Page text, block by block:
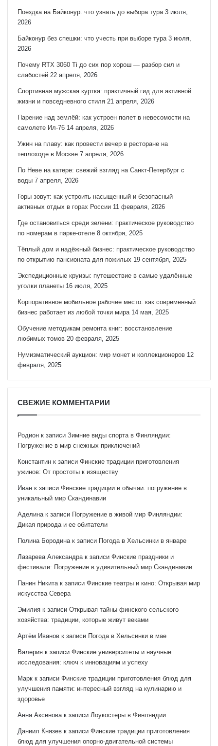
Поездка на Байконур: что узнать до выбора тура 3 июля,
2026
Байконур без спешки: что учесть при выборе тура 3 июля,
2026
Почему RTX 3060 Ti до сих пор хорош — разбор сил и
слабостей 22 апреля, 2026
Спортивная мужская куртка: практичный гид для активной
жизни и повседневного стиля 21 апреля, 2026
Парение над землёй: как устроен полет в невесомости на
самолете Ил-76 14 апреля, 2026
Ужин на плаву: как провести вечер в ресторане на
теплоходе в Москве 7 апреля, 2026
По Неве на катере: свежий взгляд на Санкт‑Петербург с
воды 7 апреля, 2026
Горы зовут: как устроить насыщенный и безопасный
активных отдых в горах России 11 февраля, 2026
Где остановиться среди зелени: практическое руководство
по номерам в парке-отеле 8 октября, 2025
Тёплый дом и надёжный бизнес: практическое руководство
по открытию пансионата для пожилых 19 сентября, 2025
Экспедиционные круизы: путешествие в самые удалённые
уголки планеты 16 июля, 2025
Корпоративное мобильное рабочее место: как современный
бизнес работает из любой точки мира 14 мая, 2025
Обучение методикам ремонта книг: восстановление
любимых томов 20 февраля, 2025
Нумизматический аукцион: мир монет и коллекционеров 12
февраля, 2025
СВЕЖИЕ КОММЕНТАРИИ
Родион к записи Зимние виды спорта в Финляндии:
Погружение в мир снежных приключений
Константин к записи Финские традиции приготовления
ужинов: От простоты к изяществу
Иван к записи Финские традиции и обычаи: погружение в
уникальный мир Скандинавии
Аделина к записи Погружение в живой мир Финляндии:
Дикая природа и ее обитатели
Полина Бородина к записи Погода в Хельсинки в январе
Лазарева Александра к записи Финские праздники и
фестивали: Погружение в удивительный мир Скандинавии
Панин Никита к записи Финские театры и кино: Открывая мир
искусства Севера
Эмилия к записи Открывая тайны финского сельского
хозяйства: традиции, которые живут веками
Артём Иванов к записи Погода в Хельсинки в мае
Валерия к записи Финские университеты и научные
исследования: ключ к инновациям и успеху
Марк к записи Финские традиции приготовления блюд для
улучшения памяти: интересный взгляд на кулинарию и
здоровье
Анна Аксенова к записи Лоукостеры в Финляндии
Даниил Князев к записи Финские традиции приготовления
блюд для улучшения опорно-двигательной системы